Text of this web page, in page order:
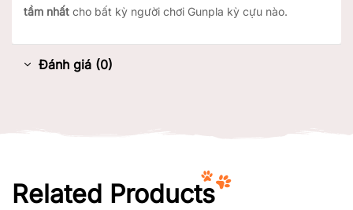
tầm nhất cho bất kỳ người chơi Gunpla kỳ cựu nào.
Đánh giá (0)
Related Products